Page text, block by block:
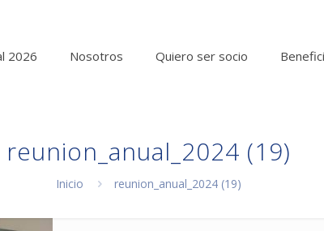
2026 Nosotros Quiero ser socio
reunion_anual_2024 (19)
Inicio reunion_anual_2024 (19)